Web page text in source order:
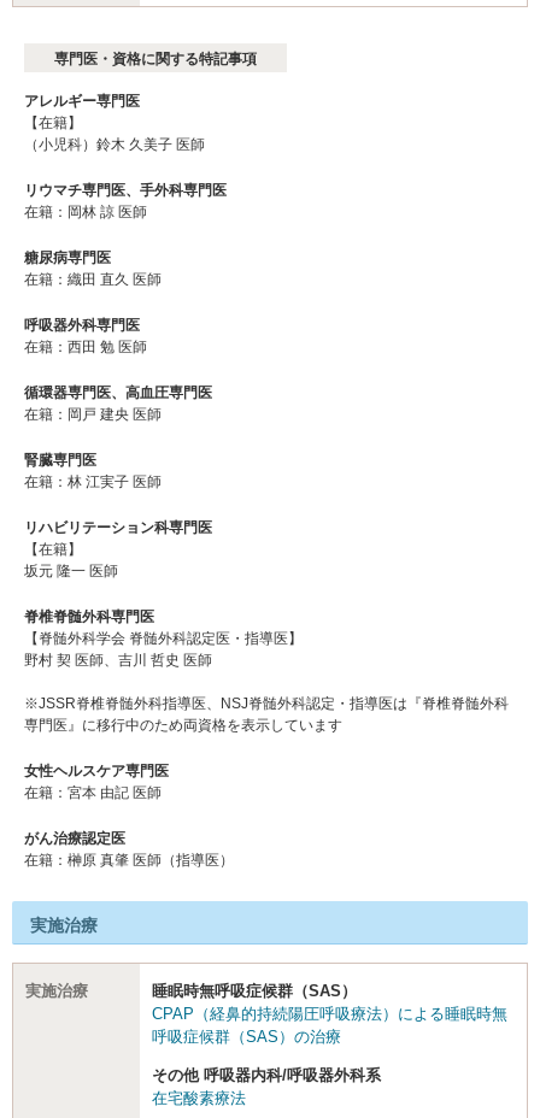
専門医・資格に関する特記事項
アレルギー専門医
【在籍】
（小児科）鈴木 久美子 医師
リウマチ専門医、手外科専門医
在籍：岡林 諒 医師
糖尿病専門医
在籍：織田 直久 医師
呼吸器外科専門医
在籍：西田 勉 医師
循環器専門医、高血圧専門医
在籍：岡戸 建央 医師
腎臓専門医
在籍：林 江実子 医師
リハビリテーション科専門医
【在籍】
坂元 隆一 医師
脊椎脊髄外科専門医
【脊髄外科学会 脊髄外科認定医・指導医】
野村 契 医師、吉川 哲史 医師
※JSSR脊椎脊髄外科指導医、NSJ脊髄外科認定・指導医は『脊椎脊髄外科
専門医』に移行中のため両資格を表示しています
女性ヘルスケア専門医
在籍：宮本 由記 医師
がん治療認定医
在籍：榊原 真肇 医師（指導医）
実施治療
実施治療
睡眠時無呼吸症候群（SAS）
CPAP（経鼻的持続陽圧呼吸療法）による睡眠時無
呼吸症候群（SAS）の治療
その他 呼吸器内科/呼吸器外科系
在宅酸素療法